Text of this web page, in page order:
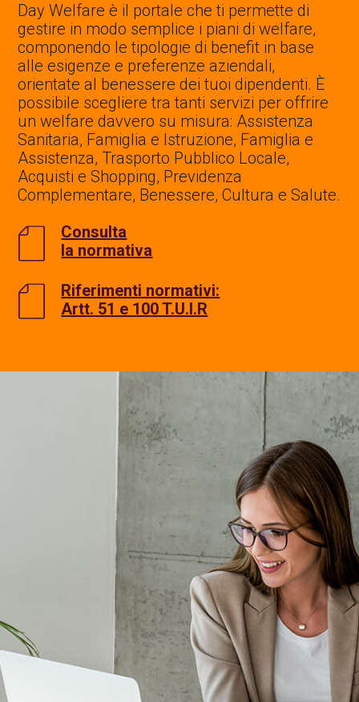
Day Welfare è il portale che ti permette di
gestire in modo semplice i piani di welfare,
componendo le tipologie di benefit in base
alle esigenze e preferenze aziendali,
orientate al benessere dei tuoi dipendenti. È
possibile scegliere tra tanti servizi per offrire
un welfare davvero su misura: Assistenza
Sanitaria, Famiglia e Istruzione, Famiglia e
Assistenza, Trasporto Pubblico Locale,
Acquisti e Shopping, Previdenza
Complementare, Benessere, Cultura e Salute.
Consulta
la normativa
Riferimenti normativi:
Artt. 51 e 100 T.U.I.R